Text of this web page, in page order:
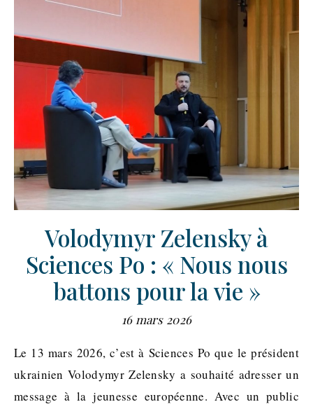
Volodymyr Zelensky à
Sciences Po : « Nous nous
battons pour la vie »
16 mars 2026
Le 13 mars 2026, c’est à Sciences Po que le président
ukrainien Volodymyr Zelensky a souhaité adresser un
message à la jeunesse européenne. Avec un public